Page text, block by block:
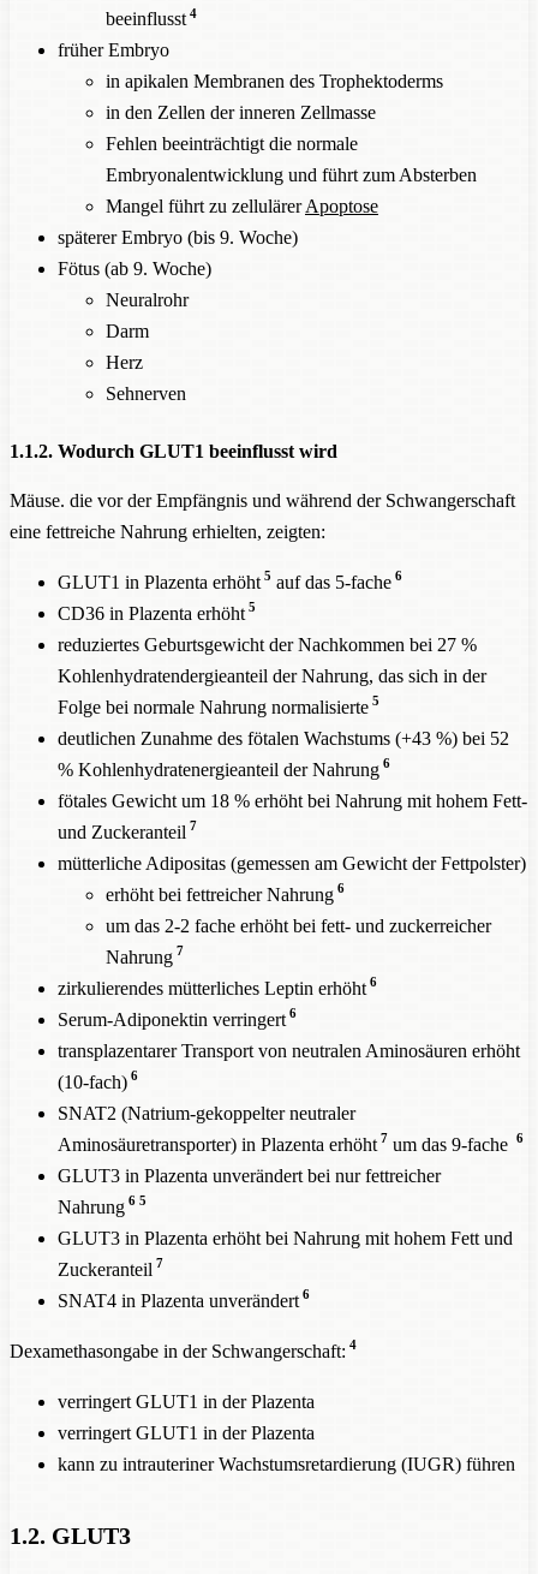
beeinflusst 4
früher Embryo
in apikalen Membranen des Trophektoderms
in den Zellen der inneren Zellmasse
Fehlen beeinträchtigt die normale
Embryonalentwicklung und führt zum Absterben
Mangel führt zu zellulärerApoptose
späterer Embryo (bis 9. Woche)
Fötus (ab 9. Woche)
Neuralrohr
Darm
Herz
Sehnerven
1.1.2. Wodurch GLUT1 beeinflusst wird
Mäuse. die vor der Empfängnis und während der Schwangerschaft
eine fettreiche Nahrung erhielten, zeigten:
GLUT1 in Plazenta erhöht 5 auf das 5-fache 6
CD36 in Plazenta erhöht 5
reduziertes Geburtsgewicht der Nachkommen bei 27 %
Kohlenhydratendergieanteil der Nahrung, das sich in der
Folge bei normale Nahrung normalisierte 5
deutlichen Zunahme des fötalen Wachstums (+43 %) bei 52
% Kohlenhydratenergieanteil der Nahrung 6
fötales Gewicht um 18 % erhöht bei Nahrung mit hohem Fett-
und Zuckeranteil 7
mütterliche Adipositas (gemessen am Gewicht der Fettpolster)
erhöht bei fettreicher Nahrung 6
um das 2-2 fache erhöht bei fett- und zuckerreicher
Nahrung 7
zirkulierendes mütterliches Leptin erhöht 6
Serum-Adiponektin verringert 6
transplazentarer Transport von neutralen Aminosäuren erhöht
(10-fach) 6
SNAT2 (Natrium-gekoppelter neutraler
Aminosäuretransporter) in Plazenta erhöht 7 um das 9-fache 6
GLUT3 in Plazenta unverändert bei nur fettreicher
Nahrung 6 5
GLUT3 in Plazenta erhöht bei Nahrung mit hohem Fett und
Zuckeranteil 7
SNAT4 in Plazenta unverändert 6
Dexamethasongabe in der Schwangerschaft: 4
verringert GLUT1 in der Plazenta
verringert GLUT1 in der Plazenta
kann zu intrauteriner Wachstumsretardierung (IUGR) führen
1.2. GLUT3